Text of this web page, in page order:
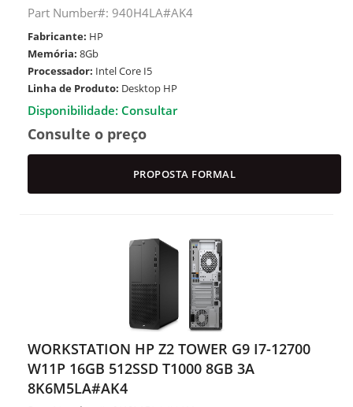
Part Number#: 940H4LA#AK4
Fabricante: HP
Memória: 8Gb
Processador: Intel Core I5
Linha de Produto: Desktop HP
Disponibilidade: Consultar
Consulte o preço
PROPOSTA FORMAL
WORKSTATION HP Z2 TOWER G9 I7-12700
W11P 16GB 512SSD T1000 8GB 3A
8K6M5LA#AK4